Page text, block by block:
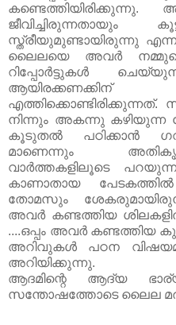
സ്ത്രീയുമുണ്ടായിരുന്നു
ലൈലയെ അവർ നമ്മുടെ
റിപ്പോർട്ടുകൾ
എത്തിക്കൊണ്ടിരിക്കുന്നത്.
നിന്നും അകന്നു
കൂടുതൽ പഠിക്കാൻ
മാണെന്നും
വാർത്തകളിലൂടെ
കാണാതായ
തോമസും
അവർ കണ്ടത്തിയ
....ഒപ്പം അവർ
അറിവുകൾ പഠന
അറിയിക്കുന്നു.
ആദമിന്റെ ആദ്യ
സന്തോഷത്തോടെ ലൈല